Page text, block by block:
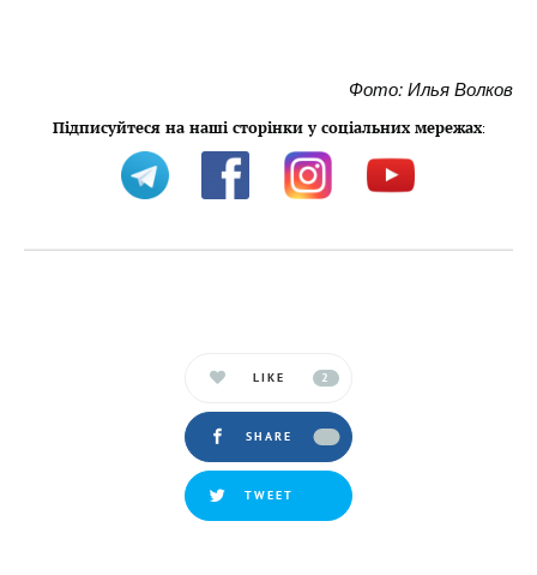
Фото: Илья Волков
Підписуйтеся на наші сторінки у соціальних мережах:
LIKE 2
SHARE
TWEET